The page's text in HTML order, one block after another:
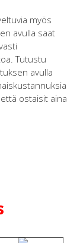
myös
avulla saat
Tutustu
avulla
ostaisit aina